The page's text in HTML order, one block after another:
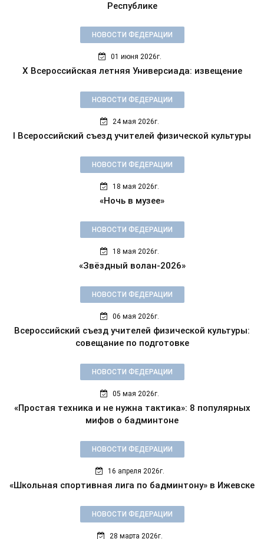
Республике
НОВОСТИ ФЕДЕРАЦИИ
01 июня 2026г.
X Всероссийская летняя Универсиада: извещение
НОВОСТИ ФЕДЕРАЦИИ
24 мая 2026г.
I Всероссийский съезд учителей физической культуры
НОВОСТИ ФЕДЕРАЦИИ
18 мая 2026г.
«Ночь в музее»
НОВОСТИ ФЕДЕРАЦИИ
18 мая 2026г.
«Звёздный волан-2026»
НОВОСТИ ФЕДЕРАЦИИ
06 мая 2026г.
Всероссийский съезд учителей физической культуры:
совещание по подготовке
НОВОСТИ ФЕДЕРАЦИИ
05 мая 2026г.
«Простая техника и не нужна тактика»: 8 популярных
мифов о бадминтоне
НОВОСТИ ФЕДЕРАЦИИ
16 апреля 2026г.
«Школьная спортивная лига по бадминтону» в Ижевске
НОВОСТИ ФЕДЕРАЦИИ
28 марта 2026г.